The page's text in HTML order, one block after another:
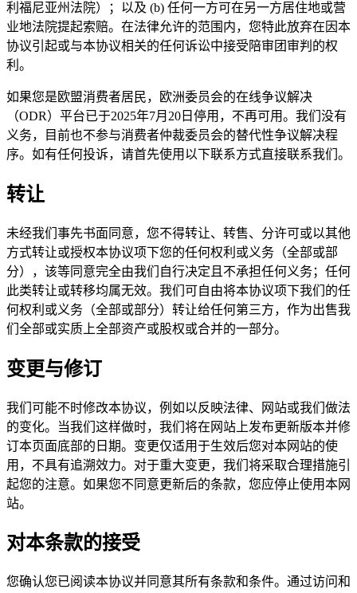
利福尼亚州法院）；以及 (b) 任何一方可在另一方居住地或营
业地法院提起索赔。在法律允许的范围内，您特此放弃在因本
协议引起或与本协议相关的任何诉讼中接受陪审团审判的权
利。
如果您是欧盟消费者居民，欧洲委员会的在线争议解决
（ODR）平台已于2025年7月20日停用，不再可用。我们没有
义务，目前也不参与消费者仲裁委员会的替代性争议解决程
序。如有任何投诉，请首先使用以下联系方式直接联系我们。
转让
未经我们事先书面同意，您不得转让、转售、分许可或以其他
方式转让或授权本协议项下您的任何权利或义务（全部或部
分），该等同意完全由我们自行决定且不承担任何义务；任何
此类转让或转移均属无效。我们可自由将本协议项下我们的任
何权利或义务（全部或部分）转让给任何第三方，作为出售我
们全部或实质上全部资产或股权或合并的一部分。
变更与修订
我们可能不时修改本协议，例如以反映法律、网站或我们做法
的变化。当我们这样做时，我们将在网站上发布更新版本并修
订本页面底部的日期。变更仅适用于生效后您对本网站的使
用，不具有追溯效力。对于重大变更，我们将采取合理措施引
起您的注意。如果您不同意更新后的条款，您应停止使用本网
站。
对本条款的接受
您确认您已阅读本协议并同意其所有条款和条件。通过访问和